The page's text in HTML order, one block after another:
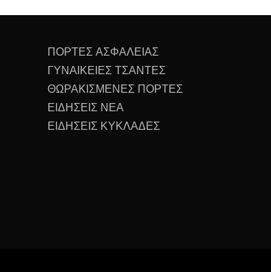
ΠΟΡΤΕΣ ΑΣΦΑΛΕΙΑΣ
ΓΥΝΑΙΚΕΙΕΣ ΤΣΑΝΤΕΣ
ΘΩΡΑΚΙΣΜΕΝΕΣ ΠΟΡΤΕΣ
ΕΙΔΗΣΕΙΣ ΝΕΑ
ΕΙΔΗΣΕΙΣ ΚΥΚΛΑΔΕΣ